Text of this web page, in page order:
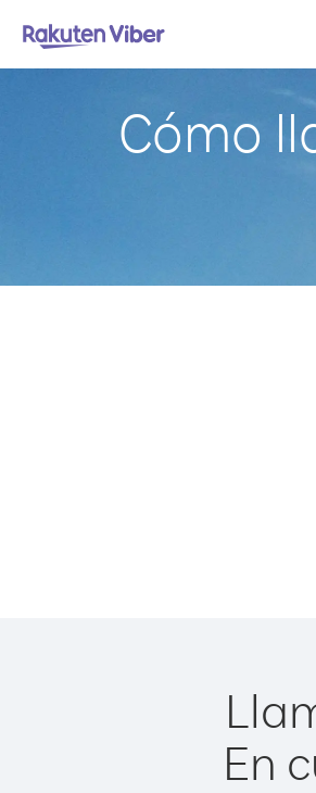
Cómo
En